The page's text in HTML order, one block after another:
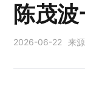
陈茂
2026-06-22 来